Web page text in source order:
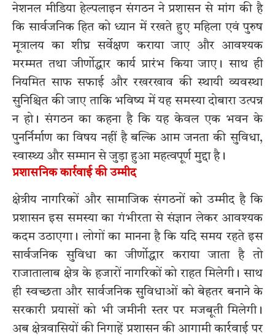
नेशनल मीडिया हेल्पलाइन संगठन ने प्रशासन से मांग की है
कि सार्वजनिक हित को ध्यान में रखते हुए महिला एवं पुरुष
मूत्रालय का शीघ्र सर्वेक्षण कराया जाए और आवश्यक
मरम्मत तथा जीर्णोद्धार कार्य प्रारंभ किया जाए। साथ ही
नियमित साफ सफाई और रखरखाव की स्थायी व्यवस्था
सुनिश्चित की जाए ताकि भविष्य में यह समस्या दोबारा उत्पन्न
न हो। संगठन का कहना है कि यह केवल एक भवन के
पुनर्निर्माण का विषय नहीं है बल्कि आम जनता की सुविधा,
स्वास्थ्य और सम्मान से जुड़ा हुआ महत्वपूर्ण मुद्दा है।
प्रशासनिक कार्रवाई की उम्मीद
क्षेत्रीय नागरिकों और सामाजिक संगठनों को उम्मीद है कि
प्रशासन इस समस्या का गंभीरता से संज्ञान लेकर आवश्यक
कदम उठाएगा। लोगों का मानना है कि यदि समय रहते इस
सार्वजनिक सुविधा का जीर्णोद्धार कराया जाता है तो
राजातालाब क्षेत्र के हजारों नागरिकों को राहत मिलेगी। साथ
ही स्वच्छता और सार्वजनिक सुविधाओं को बेहतर बनाने के
सरकारी प्रयासों को भी जमीनी स्तर पर मजबूती मिलेगी।
अब क्षेत्रवासियों की निगाहें प्रशासन की आगामी कार्रवाई पर